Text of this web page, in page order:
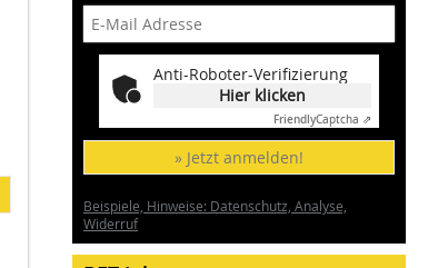
Anti-Roboter-Verifizierung
Hier klicken
FriendlyCaptcha ⇗
» Jetzt anmelden!
Beispiele, Hinweise: Datenschutz, Analyse,
Widerruf